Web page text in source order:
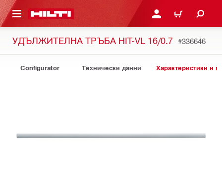
СЪДЪРЖАНИЕ ВЛЕЗ ИЛИ СЕ
КОЛИЧКА
УДЪЛЖИТЕЛНА ТРЪБА HIT-VL 16/0.7 #336646
Configurator Технически данни Характеристики и